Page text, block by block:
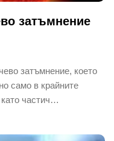
затъмнение
затъмнение, което
само в крайните
частич…